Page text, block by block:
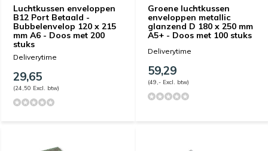
Luchtkussen enveloppen
B12 Port Betaald -
Bubbelenvelop 120 x 215
mm A6 - Doos met 200
stuks
Deliverytime
29,65
(24,50 Excl. btw)
Groene luchtkussen
enveloppen metallic
glanzend D 180 x 250 mm
A5+ - Doos met 100 stuks
Deliverytime
59,29
(49,- Excl. btw)